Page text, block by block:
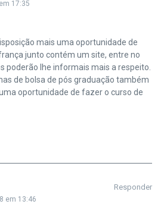
17:35
mais uma oportunidade de
junto contém um site, entre no
poderão lhe informais mais a respeito.
de bolsa de pós graduação também
oportunidade de fazer o curso de
em 13:46
Responder